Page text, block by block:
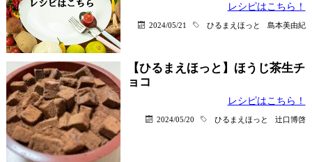
レシピはこちら！
2024/05/21 ひるまえほっと 島本美由紀
【ひるまえほっと】ほうじ茶生チ
ョコ
レシピはこちら！
2024/05/20 ひるまえほっと 辻口博啓